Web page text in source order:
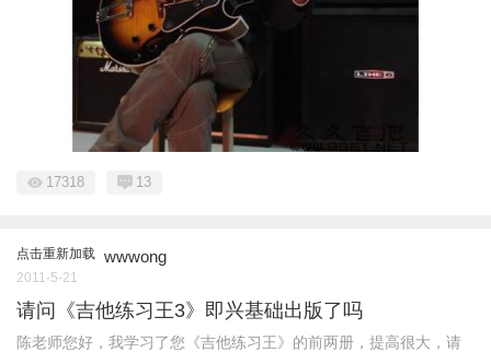
17318 13
点击重新加载 wwwong
2011-5-21
请问《吉他练习王3》即兴基础出版了吗
陈老师您好，我学习了您《吉他练习王》的前两册，提高很大，请